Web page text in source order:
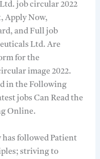
job circular 2022
Apply Now,
and Full job
Ltd. Are
for the
image 2022.
in the Following
jobs Can Read the
Online.
followed Patient
striving to